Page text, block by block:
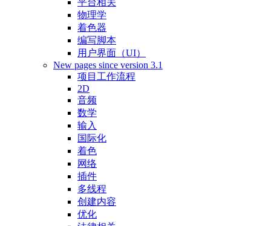
平台相关
物理学
着色器
编写脚本
用户界面（UI）
New pages since version 3.1
项目工作流程
2D
音频
数学
输入
国际化
着色
网络
插件
多线程
创建内容
优化